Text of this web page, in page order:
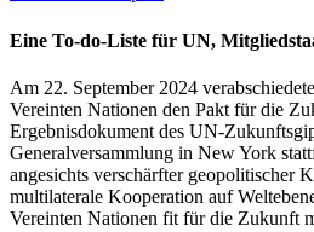
Eine To-do-Liste für UN,
Am 22. September 2024
Vereinten Nationen den Pakt für die
Ergebnisdokument des UN-
Generalversammlung in New York
angesichts verschärfter geopolitischer
multilaterale Kooperation auf
Vereinten Nationen fit für die Zukunft